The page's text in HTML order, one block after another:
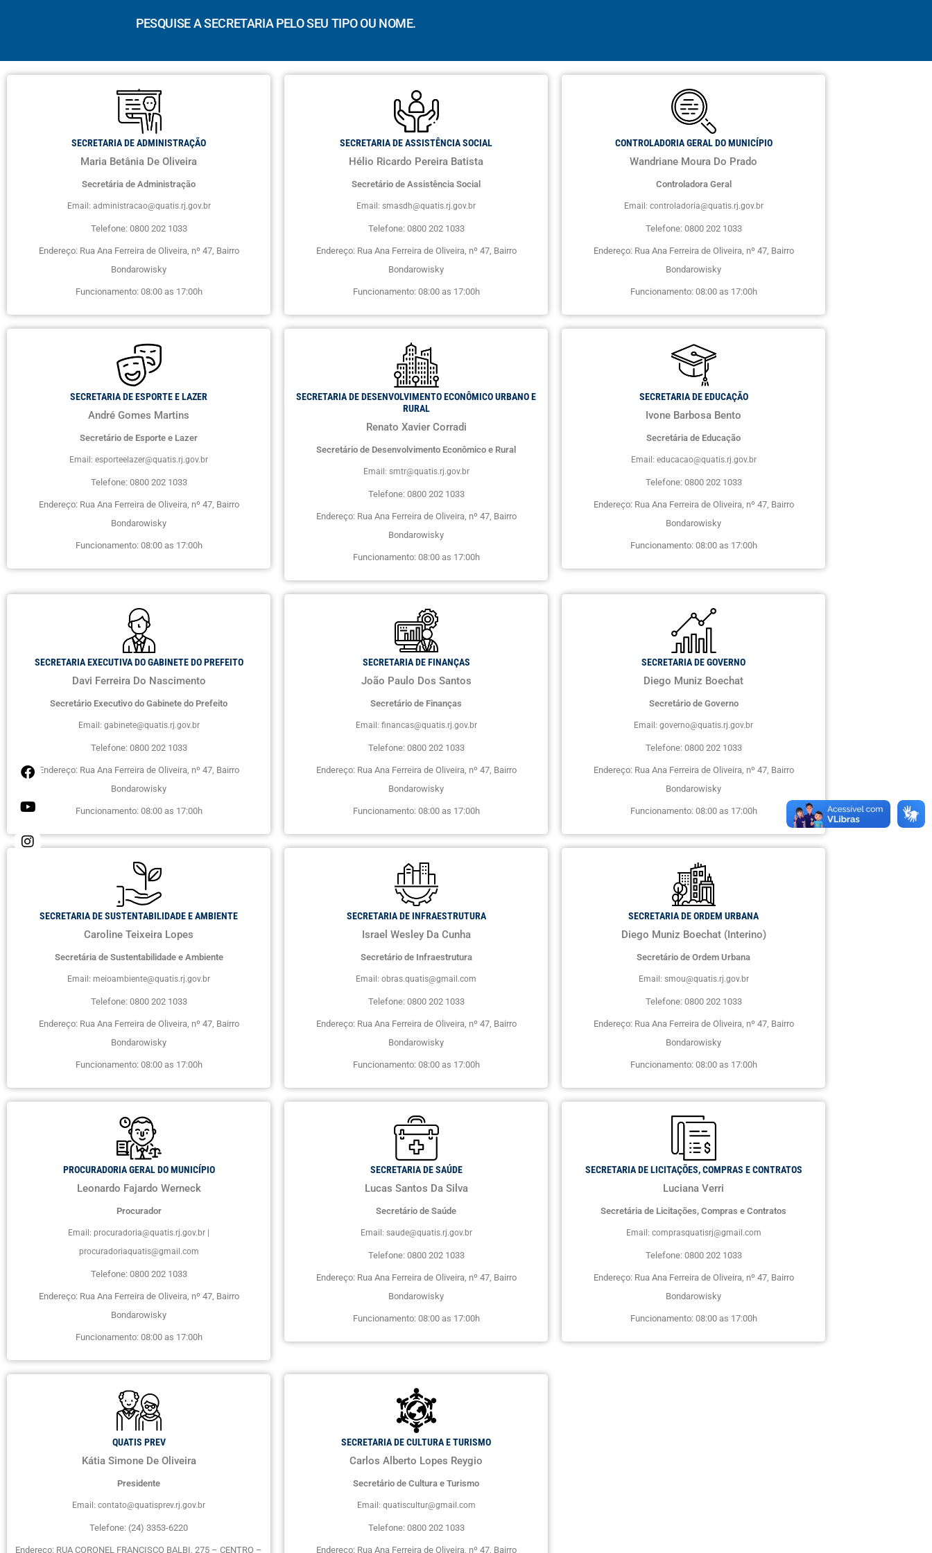
PESQUISE A SECRETARIA PELO SEU TIPO OU NOME.
SECRETARIA DE ADMINISTRAÇÃO
Maria Betânia De Oliveira
Secretária de Administração
Email: administracao@quatis.rj.gov.br
Telefone: 0800 202 1033
Endereço: Rua Ana Ferreira de Oliveira, nº 47, Bairro
Bondarowisky
Funcionamento: 08:00 as 17:00h
SECRETARIA DE ASSISTÊNCIA SOCIAL
Hélio Ricardo Pereira Batista
Secretário de Assistência Social
Email: smasdh@quatis.rj.gov.br
Telefone: 0800 202 1033
Endereço: Rua Ana Ferreira de Oliveira, nº 47, Bairro
Bondarowisky
Funcionamento: 08:00 as 17:00h
CONTROLADORIA GERAL DO MUNICÍPIO
Wandriane Moura Do Prado
Controladora Geral
Email: controladoria@quatis.rj.gov.br
Telefone: 0800 202 1033
Endereço: Rua Ana Ferreira de Oliveira, nº 47, Bairro
Bondarowisky
Funcionamento: 08:00 as 17:00h
SECRETARIA DE ESPORTE E LAZER
André Gomes Martins
Secretário de Esporte e Lazer
Email: esporteelazer@quatis.rj.gov.br
Telefone: 0800 202 1033
Endereço: Rua Ana Ferreira de Oliveira, nº 47, Bairro
Bondarowisky
Funcionamento: 08:00 as 17:00h
SECRETARIA DE DESENVOLVIMENTO ECONÔMICO URBANO E
RURAL
Renato Xavier Corradi
Secretário de Desenvolvimento Econômico e Rural
Email: smtr@quatis.rj.gov.br
Telefone: 0800 202 1033
Endereço: Rua Ana Ferreira de Oliveira, nº 47, Bairro
Bondarowisky
Funcionamento: 08:00 as 17:00h
SECRETARIA DE EDUCAÇÃO
Ivone Barbosa Bento
Secretária de Educação
Email: educacao@quatis.rj.gov.br
Telefone: 0800 202 1033
Endereço: Rua Ana Ferreira de Oliveira, nº 47, Bairro
Bondarowisky
Funcionamento: 08:00 as 17:00h
SECRETARIA EXECUTIVA DO GABINETE DO PREFEITO
Davi Ferreira Do Nascimento
Secretário Executivo do Gabinete do Prefeito
Email: gabinete@quatis.rj.gov.br
Telefone: 0800 202 1033
Endereço: Rua Ana Ferreira de Oliveira, nº 47, Bairro
Bondarowisky
Funcionamento: 08:00 as 17:00h
SECRETARIA DE FINANÇAS
João Paulo Dos Santos
Secretário de Finanças
Email: financas@quatis.rj.gov.br
Telefone: 0800 202 1033
Endereço: Rua Ana Ferreira de Oliveira, nº 47, Bairro
Bondarowisky
Funcionamento: 08:00 as 17:00h
SECRETARIA DE GOVERNO
Diego Muniz Boechat
Secretário de Governo
Email: governo@quatis.rj.gov.br
Telefone: 0800 202 1033
Endereço: Rua Ana Ferreira de Oliveira, nº 47, Bairro
Bondarowisky
Funcionamento: 08:00 as 17:00h
SECRETARIA DE SUSTENTABILIDADE E AMBIENTE
Caroline Teixeira Lopes
Secretária de Sustentabilidade e Ambiente
Email: meioambiente@quatis.rj.gov.br
Telefone: 0800 202 1033
Endereço: Rua Ana Ferreira de Oliveira, nº 47, Bairro
Bondarowisky
Funcionamento: 08:00 as 17:00h
SECRETARIA DE INFRAESTRUTURA
Israel Wesley Da Cunha
Secretário de Infraestrutura
Email: obras.quatis@gmail.com
Telefone: 0800 202 1033
Endereço: Rua Ana Ferreira de Oliveira, nº 47, Bairro
Bondarowisky
Funcionamento: 08:00 as 17:00h
SECRETARIA DE ORDEM URBANA
Diego Muniz Boechat (Interino)
Secretário de Ordem Urbana
Email: smou@quatis.rj.gov.br
Telefone: 0800 202 1033
Endereço: Rua Ana Ferreira de Oliveira, nº 47, Bairro
Bondarowisky
Funcionamento: 08:00 as 17:00h
PROCURADORIA GERAL DO MUNICÍPIO
Leonardo Fajardo Werneck
Procurador
Email: procuradoria@quatis.rj.gov.br |
procuradoriaquatis@gmail.com
Telefone: 0800 202 1033
Endereço: Rua Ana Ferreira de Oliveira, nº 47, Bairro
Bondarowisky
Funcionamento: 08:00 as 17:00h
SECRETARIA DE SAÚDE
Lucas Santos Da Silva
Secretário de Saúde
Email: saude@quatis.rj.gov.br
Telefone: 0800 202 1033
Endereço: Rua Ana Ferreira de Oliveira, nº 47, Bairro
Bondarowisky
Funcionamento: 08:00 as 17:00h
SECRETARIA DE LICITAÇÕES, COMPRAS E CONTRATOS
Luciana Verri
Secretária de Licitações, Compras e Contratos
Email: comprasquatisrj@gmail.com
Telefone: 0800 202 1033
Endereço: Rua Ana Ferreira de Oliveira, nº 47, Bairro
Bondarowisky
Funcionamento: 08:00 as 17:00h
QUATIS PREV
Kátia Simone De Oliveira
Presidente
Email: contato@quatisprev.rj.gov.br
Telefone: (24) 3353-6220
Endereço: RUA CORONEL FRANCISCO BALBI, 275 – CENTRO –
SECRETARIA DE CULTURA E TURISMO
Carlos Alberto Lopes Reygio
Secretário de Cultura e Turismo
Email: quatiscultur@gmail.com
Telefone: 0800 202 1033
Endereço: Rua Ana Ferreira de Oliveira, nº 47, Bairro